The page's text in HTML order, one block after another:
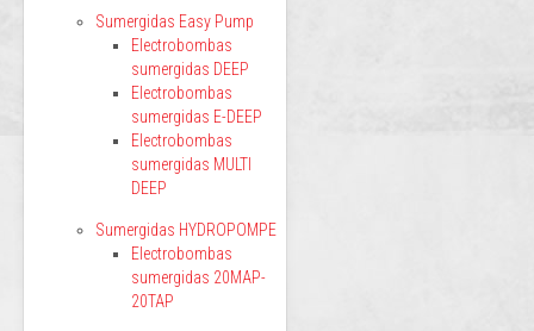
Sumergidas Easy Pump
Electrobombas
sumergidas DEEP
Electrobombas
sumergidas E-DEEP
Electrobombas
sumergidas MULTI
DEEP
Sumergidas HYDROPOMPE
Electrobombas
sumergidas 20MAP-
20TAP